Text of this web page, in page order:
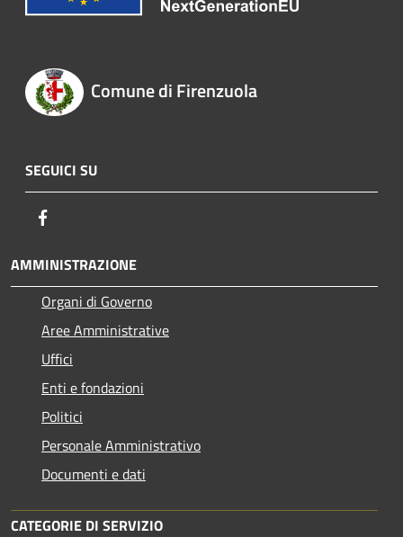
Comune di Firenzuola
SEGUICI SU
AMMINISTRAZIONE
Organi di Governo
Aree Amministrative
Uffici
Enti e fondazioni
Politici
Personale Amministrativo
Documenti e dati
CATEGORIE DI SERVIZIO